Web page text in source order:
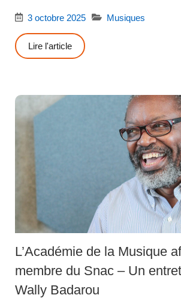
3 octobre 2025 Musiques
Lire l'article
L’Académie de la Musique
membre du Snac – Un
Wally Badarou